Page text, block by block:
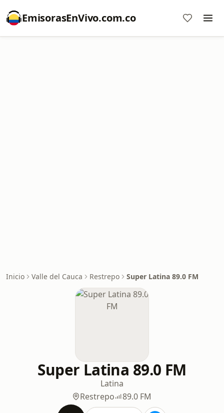
EmisorasEnVivo.com.co
Inicio Valle del Cauca Restrepo Super Latina 89.0 FM
Super Latina 89.0 FM
Latina
Restrepo
89.0 FM